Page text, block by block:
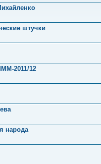
штучки
2011/12
народа